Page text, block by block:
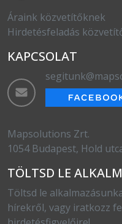
Áraink közvetítőknek
Hirdetésfeladás
KAPCSOLAT
Mapsolutions Zrt.
1054 Budapest, Hold
TÖLTSD LE
Töltsd le
hírekről, vagy iratkozz